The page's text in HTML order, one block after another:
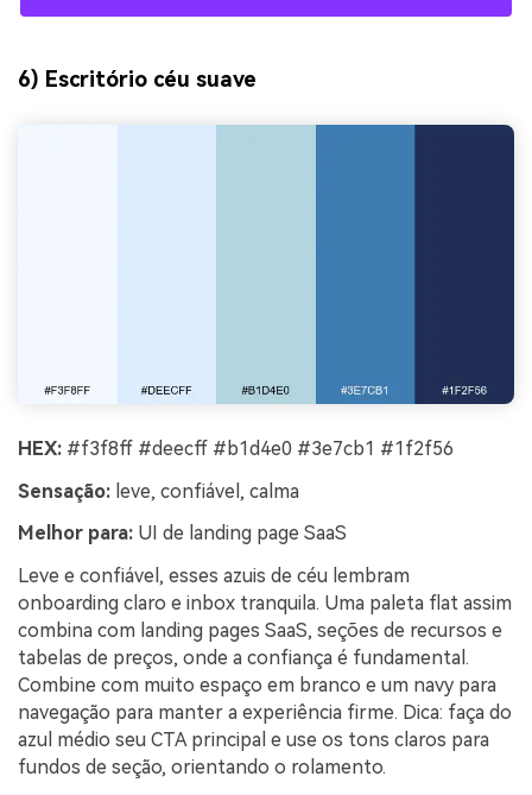
6) Escritório céu suave
HEX: #f3f8ff #deecff #b1d4e0 #3e7cb1 #1f2f56
Sensação: leve, confiável, calma
Melhor para: UI de landing page SaaS
Leve e confiável, esses azuis de céu lembram
onboarding claro e inbox tranquila. Uma paleta flat assim
combina com landing pages SaaS, seções de recursos e
tabelas de preços, onde a confiança é fundamental.
Combine com muito espaço em branco e um navy para
navegação para manter a experiência firme. Dica: faça do
azul médio seu CTA principal e use os tons claros para
fundos de seção, orientando o rolamento.